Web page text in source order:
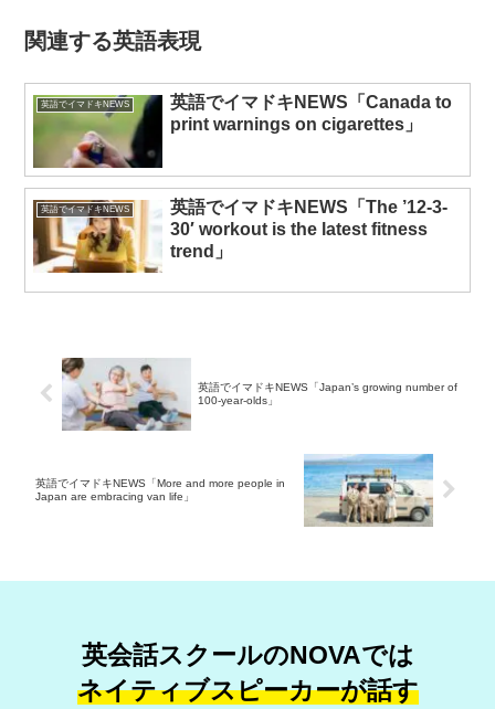
関連する英語表現
英語でイマドキNEWS
英語でイマドキNEWS「Canada to
print warnings on cigarettes」
英語でイマドキNEWS
英語でイマドキNEWS「The ’12-3-
30′ workout is the latest fitness
trend」
英語でイマドキNEWS「Japan’s growing number of
100-year-olds」
英語でイマドキNEWS「More and more people in
Japan are embracing van life」
英会話スクールのNOVAでは
ネイティブスピーカーが話す